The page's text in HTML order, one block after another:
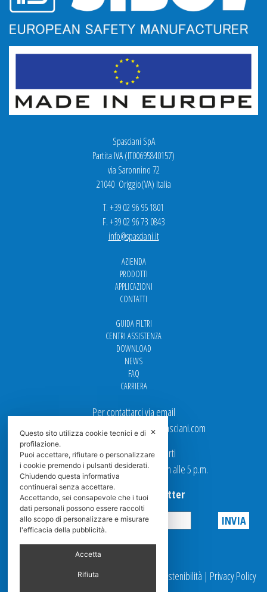
Spasciani SpA
Partita IVA (IT00695840157)
via Saronnino 72
21040 Origgio(VA) Italia
T. +39 02 96 95 1801
F. +39 02 96 73 0843
info@spasciani.it
AZIENDA
PRODOTTI
APPLICAZIONI
CONTATTI
GUIDA FILTRI
CENTRI ASSISTENZA
DOWNLOAD
NEWS
FAQ
CARRIERA
Per contattarci via email
Ufficio Vendite: italy.sales@spasciani.com
I nostri uffici sono aperti
dal Lunedi al Venerdi dalle 9 a.m alle 5 p.m.
Iscriviti alla Newsletter
Privacy
© 2025 Spasciani |Codice Etico Report Sostenibilità | Privacy Policy
✕
Questo sito utilizza cookie tecnici e di
profilazione.
Puoi accettare, rifiutare o personalizzare
i cookie premendo i pulsanti desiderati.
Chiudendo questa informativa
continuerai senza accettare.
Accettando, sei consapevole che i tuoi
dati personali possono essere raccolti
allo scopo di personalizzare e misurare
l'efficacia della pubblicità.
Accetta
Rifiuta